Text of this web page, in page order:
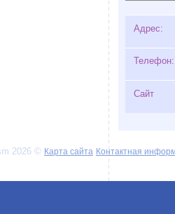
Адрес:
Телефон:
Сайт
2026 © Карта сайта Контактная